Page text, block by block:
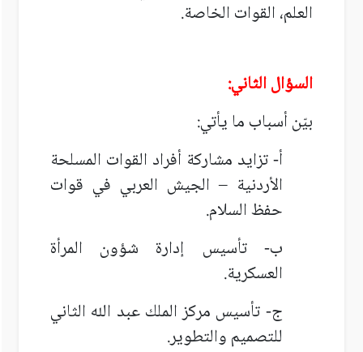
العلم، القوات الخاصة.
السؤال الثاني:
بيّن أسباب ما يأتي:
أ- تزايد مشاركة أفراد القوات المسلحة
الأردنية – الجيش العربي في قوات
حفظ السلام.
ب- تأسيس إدارة شؤون المرأة
العسكرية.
ج- تأسيس مركز الملك عبد الله الثاني
للتصميم والتطوير.